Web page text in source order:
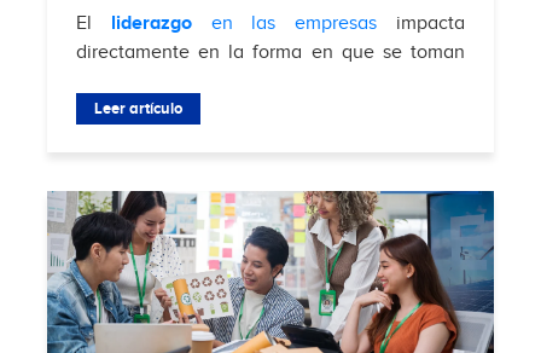
El liderazgoen las empresas impacta
directamente en la forma en que se toman
enfrentan desafíos del mercado. Según
Leer artículo